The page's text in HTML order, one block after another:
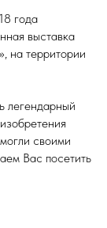
года
выставка
на территории
легендарный
своими
Вас посетить